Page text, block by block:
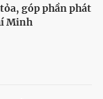
góp phần phát
Minh